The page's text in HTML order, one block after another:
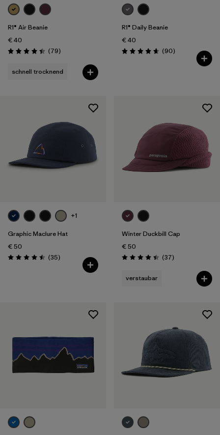
R1® Air Beanie
€ 40
Bewertung: 4.4 / 5
(79Rezensionen
)
schnell trocknend
R1® Daily Beanie
€ 40
Bewertung: 4.7 / 5
(90Rezensionen
)
+1
Graphic Maclure Hat
€ 50
Bewertung: 4.5 / 5
(35Rezensionen
)
Winter Duckbill Cap
€ 50
Bewertung: 4.5 / 5
(37Rezensionen
)
verstaubar